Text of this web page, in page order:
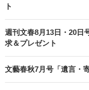
ト
週刊文春8月13日・20日
求＆プレゼント
文藝春秋7月号「遺言・